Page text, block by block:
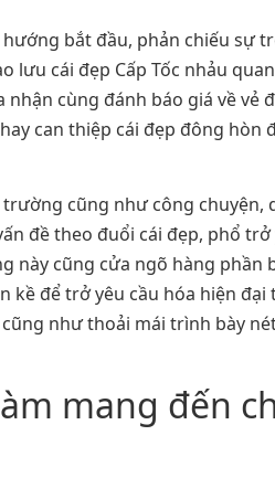
bắt đầu, phản chiếu sự
lưu cái đẹp Cấp Tốc nhảu
cùng đánh báo giá về vẻ
can thiệp cái đẹp đông hòn
cũng như công chuyện,
đề theo đuổi cái đẹp, phổ trở
này cũng cửa ngõ hàng phần
kề để trở yêu cầu hóa hiện đại
như thoải mái trình bày
mang đến